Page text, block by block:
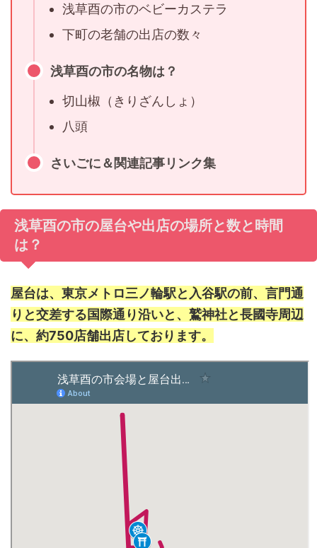
浅草酉の市のベビーカステラ
下町の老舗の出店の数々
浅草酉の市の名物は？
切山椒（きりざんしょ）
八頭
さいごに＆関連記事リンク集
浅草酉の市の屋台や出店の場所と数と時間
は？
屋台は、東京メトロ三ノ輪駅と入谷駅の前、言門通
りと交差する国際通り沿いと、鷲神社と長國寺周辺
に、約750店舗出店しております。